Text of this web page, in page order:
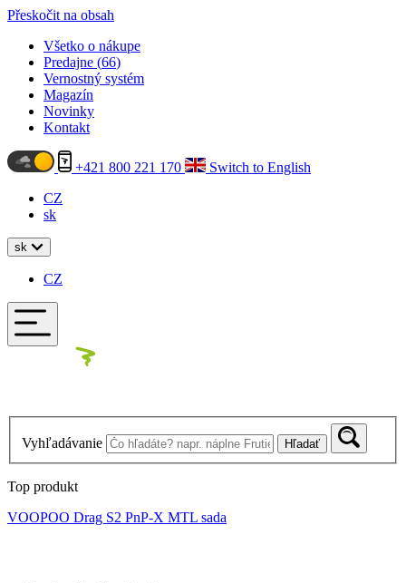
Přeskočit na obsah
Všetko o nákupe
Predajne (66)
Vernostný systém
Magazín
Novinky
Kontakt
+421 800 221 170
Switch to English
CZ
sk
sk
CZ
Vyhľadávanie Hľadať
Top produkt
VOOPOO Drag S2 PnP-X MTL sada